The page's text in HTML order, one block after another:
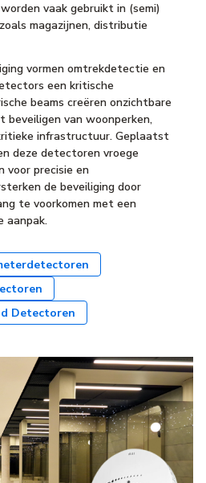
vaak gebruikt in (semi)
magazijnen, distributie
vormen omtrekdetectie en
een kritische
beams creëren onzichtbare
beveiligen van woonperken,
infrastructuur. Geplaatst
deze detectoren vroege
voor precisie en
de beveiliging door
te voorkomen met een
aanpak.
Detectoren